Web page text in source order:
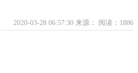
2020-03-28 06:57:30 来源： 阅读：1886